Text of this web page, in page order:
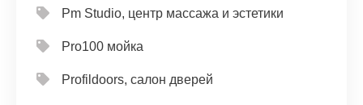
Pm Studio, центр массажа и эстетики
Pro100 мойка
Profildoors, салон дверей